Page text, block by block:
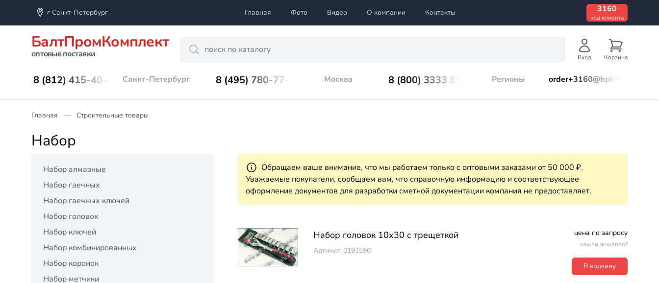
г Санкт-Петербург Главная Фото Видео О компании Контакты 3160
код клиента
БалтПромКомплект
оптовые поставки
Search
Вход Корзина
8 (812) 415-40-45 Санкт-Петербург 8 (495) 780-77-98 Москва 8 (800) 3333 899 Регионы order+3160@bpks.ru
Главная Строительные товары
Набор
Набор алмазные
Набор гаечных
Набор гаечных ключей
Набор головок
Набор ключей
Набор комбинированных
Набор коронок
Набор метчики
Обращаем ваше внимание, что мы работаем только с оптовыми заказами от 50 000 ₽.
Уважаемые покупатели, сообщаем вам, что справочную информацию и соответствующее
оформление документов для разработки сметной документации компания не предоставляет.
Набор головок 10х30 с трещеткой
Артикул: 0191596
цена по запросу
нашли дешевле?
В корзину